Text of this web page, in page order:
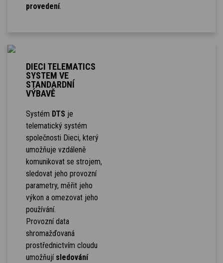
provedení.
DIECI TELEMATICS
SYSTEM VE
STANDARDNÍ
VÝBAVĚ
Systém DTS je
telematický systém
společnosti Dieci, který
umožňuje vzdáleně
komunikovat se strojem,
sledovat jeho provozní
parametry, měřit jeho
výkon a omezovat jeho
používání.
Provozní data
shromažďovaná
prostřednictvím cloudu
umožňují sledování